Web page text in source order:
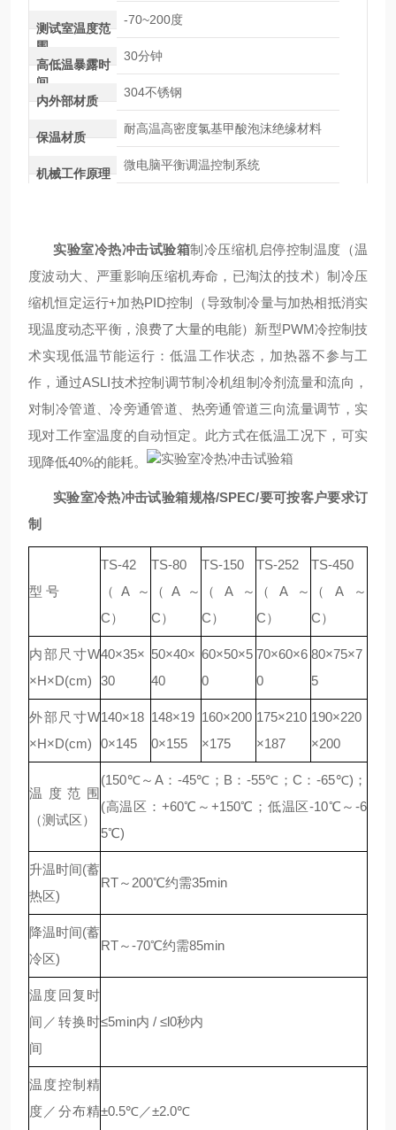
测试室温度范
围
-70~200度
高低温暴露时
间
30分钟
内外部材质
304不锈钢
保温材质
耐高温高密度氯基甲酸泡沫绝缘材料
机械工作原理
微电脑平衡调温控制系统
实验室冷热冲击试验箱制冷压缩机启停控制温度（温
度波动大、严重影响压缩机寿命，已淘汰的技术）制冷压
缩机恒定运行+加热PID控制（导致制冷量与加热相抵消实
现温度动态平衡，浪费了大量的电能）新型PWM冷控制技
术实现低温节能运行：低温工作状态，加热器不参与工
作，通过ASLI技术控制调节制冷机组制冷剂流量和流向，
对制冷管道、冷旁通管道、热旁通管道三向流量调节，实
现对工作室温度的自动恒定。此方式在低温工况下，可实
现降低40%的能耗。
实验室冷热冲击试验箱规格/SPEC/要可按客户要求订
制
型 号
TS-42
（A～
C）
TS-80
（A～
C）
TS-150
（A～
C）
TS-252
（A～
C）
TS-450
（A～
C）
内部尺寸W
×H×D(cm)
40×35×
30
50×40×
40
60×50×5
0
70×60×6
0
80×75×7
5
外部尺寸W
×H×D(cm)
140×18
0×145
148×19
0×155
160×200
×175
175×210
×187
190×220
×200
温度范围
（测试区）
(150℃～ A： -45℃ ； B ： -55℃ ； C ：-65℃) ；
(高温区： +60℃ ～ +150℃ ；低温区-10℃ ～-6
5℃)
升温时间(蓄
热区)
RT～200℃约需35min
降温时间(蓄
冷区)
RT～-70℃约需85min
温度回复时
间／转换时
间
≤5min内 / ≤l0秒内
温度控制精
度／分布精±0.5℃／±2.0℃